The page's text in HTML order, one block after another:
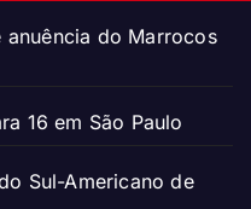
anuência do Marrocos
16 em São Paulo
Sul-Americano de